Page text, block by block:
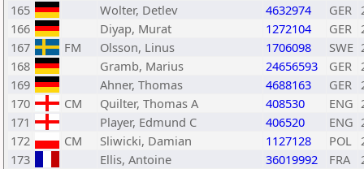
165
Wolter, Detlev 4632974 GER
166
Diyap, Murat 1272104 GER
167
FM Olsson, Linus 1706098 SWE
168
Gramb, Marius 24656593 GER
169
Ahner, Thomas 4688163 GER
170
CM Quilter, Thomas A 408530 ENG
171
Player, Edmund C 406520 ENG
172
CM Sliwicki, Damian 1127128 POL
173
Ellis, Antoine 36019992 FRA